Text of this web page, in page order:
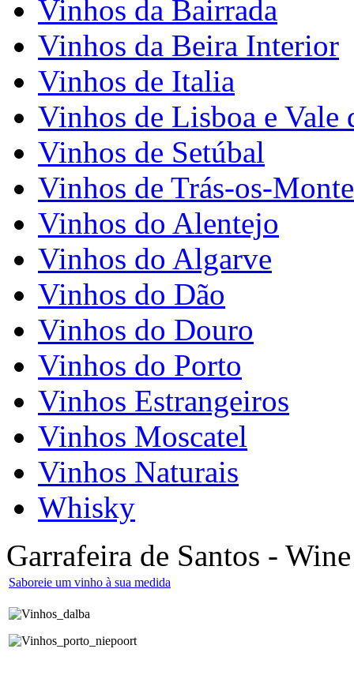
Vinhos da Bairrada
Vinhos da Beira Interior
Vinhos de Italia
Vinhos de Lisboa e Vale
Vinhos de Setúbal
Vinhos de Trás-os-
Vinhos do Alentejo
Vinhos do Algarve
Vinhos do Dão
Vinhos do Douro
Vinhos do Porto
Vinhos Estrangeiros
Vinhos Moscatel
Vinhos Naturais
Whisky
Garrafeira de Santos -
Saboreie um vinho à sua medida